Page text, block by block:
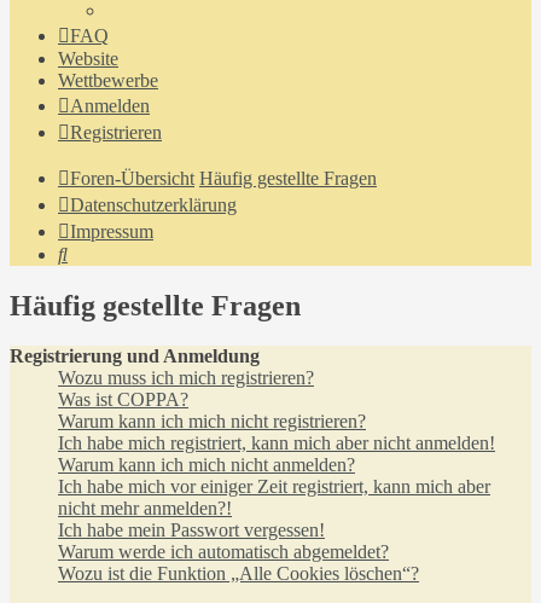
FAQ
Website
Wettbewerbe
Anmelden
Registrieren
Foren-Übersicht Häufig gestellte Fragen
Datenschutzerklärung
Impressum
Suche
Häufig gestellte Fragen
Registrierung und Anmeldung
Wozu muss ich mich registrieren?
Was ist COPPA?
Warum kann ich mich nicht registrieren?
Ich habe mich registriert, kann mich aber nicht anmelden!
Warum kann ich mich nicht anmelden?
Ich habe mich vor einiger Zeit registriert, kann mich aber
nicht mehr anmelden?!
Ich habe mein Passwort vergessen!
Warum werde ich automatisch abgemeldet?
Wozu ist die Funktion „Alle Cookies löschen“?